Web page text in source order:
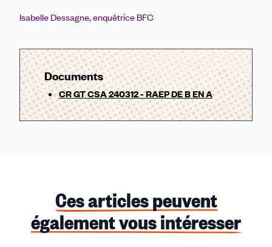
Isabelle Dessagne, enquêtrice BFC
Documents
CR GT CSA 240312 - RAEP DE B EN A
Ces articles peuvent
également vous intéresser